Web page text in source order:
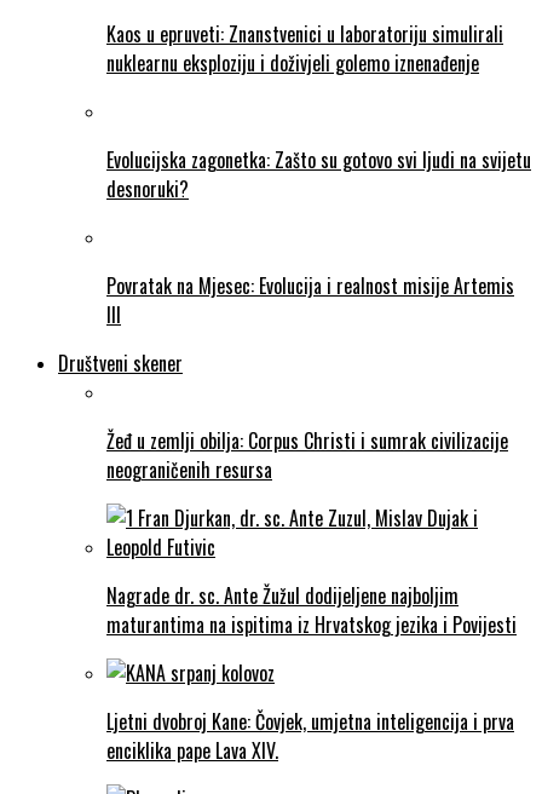
Kaos u epruveti: Znanstvenici u laboratoriju simulirali
nuklearnu eksploziju i doživjeli golemo iznenađenje
Evolucijska zagonetka: Zašto su gotovo svi ljudi na svijetu
desnoruki?
Povratak na Mjesec: Evolucija i realnost misije Artemis
III
Društveni skener
Žeđ u zemlji obilja: Corpus Christi i sumrak civilizacije
neograničenih resursa
Nagrade dr. sc. Ante Žužul dodijeljene najboljim
maturantima na ispitima iz Hrvatskog jezika i Povijesti
Ljetni dvobroj Kane: Čovjek, umjetna inteligencija i prva
enciklika pape Lava XIV.